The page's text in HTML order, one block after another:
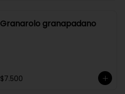
Granarolo granapadano
$7.500